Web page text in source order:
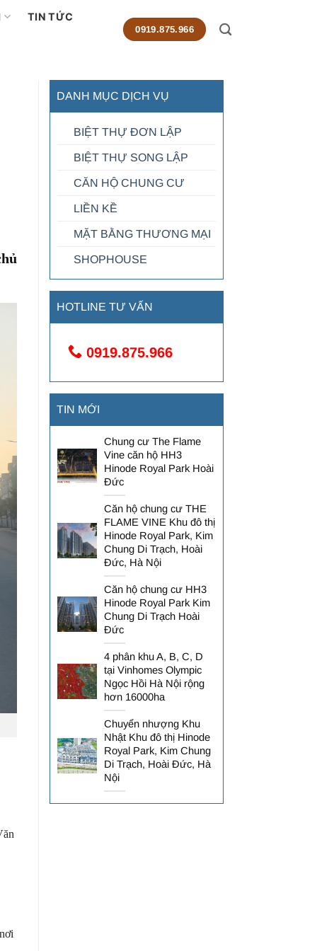
TIN TỨC
0919.875.966
DANH MỤC DỊCH VỤ
BIỆT THỰ ĐƠN LẬP
BIỆT THỰ SONG LẬP
CĂN HỘ CHUNG CƯ
LIỀN KỀ
MẶT BẰNG THƯƠNG MẠI
SHOPHOUSE
HOTLINE TƯ VẤN
0919.875.966
TIN MỚI
Chung cư The Flame
Vine căn hộ HH3
Hinode Royal Park Hoài
Đức
Căn hộ chung cư THE
FLAME VINE Khu đô thị
Hinode Royal Park, Kim
Chung Di Trạch, Hoài
Đức, Hà Nội
Căn hộ chung cư HH3
Hinode Royal Park Kim
Chung Di Trạch Hoài
Đức
4 phân khu A, B, C, D
tại Vinhomes Olympic
Ngọc Hồi Hà Nội rộng
hơn 16000ha
Chuyển nhượng Khu
Nhật Khu đô thị Hinode
Royal Park, Kim Chung
Di Trạch, Hoài Đức, Hà
Nội